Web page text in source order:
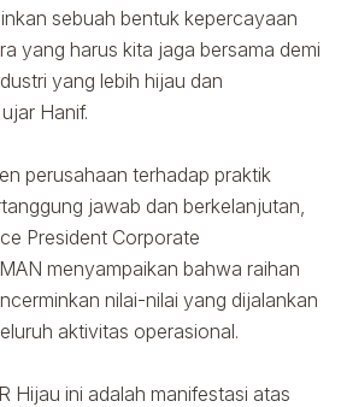
sebuah bentuk kepercayaan
yang harus kita jaga bersama demi
yang lebih hijau dan
Hanif.
perusahaan terhadap praktik
jawab dan berkelanjutan,
President Corporate
menyampaikan bahwa raihan
nilai-nilai yang dijalankan
aktivitas operasional.
Hijau ini adalah manifestasi atas